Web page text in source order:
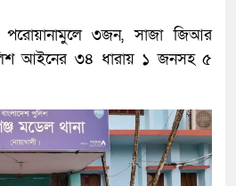
পরোয়ানামুলে ৩জন, সাজা জিআর
আইনের ৩৪ ধারায় ১ জনসহ ৫